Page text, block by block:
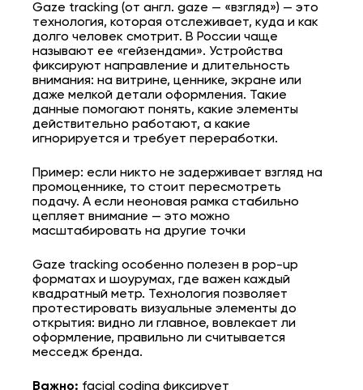
Gaze tracking (от англ. gaze — «взгляд») — это
технология, которая отслеживает, куда и как
долго человек смотрит. В России чаще
называют ее «гейзендами». Устройства
фиксируют направление и длительность
внимания: на витрине, ценнике, экране или
даже мелкой детали оформления. Такие
данные помогают понять, какие элементы
действительно работают, а какие
игнорируется и требует переработки.
Пример: если никто не задерживает взгляд на
промоценнике, то стоит пересмотреть
подачу. А если неоновая рамка стабильно
цепляет внимание — это можно
масштабировать на другие точки
Gaze tracking особенно полезен в pop-up
форматах и шоурумах, где важен каждый
квадратный метр. Технология позволяет
протестировать визуальные элементы до
открытия: видно ли главное, вовлекает ли
оформление, правильно ли считывается
месседж бренда.
Важно: facial coding фиксирует